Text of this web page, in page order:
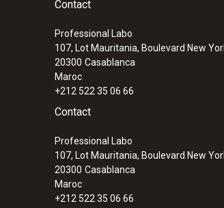
Contact
Professional Labo
107, Lot Mauritania, Boulevard New
20300 Casablanca
Maroc
+212 522 35 06 66
Contact
Professional Labo
107, Lot Mauritania, Boulevard New
20300 Casablanca
Maroc
+212 522 35 06 66